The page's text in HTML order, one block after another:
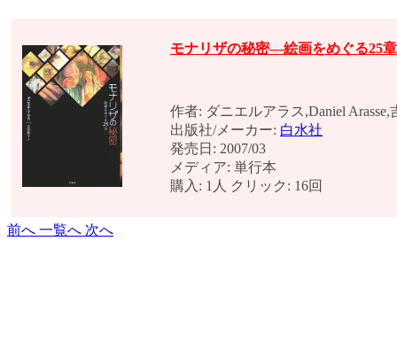
モナリザの秘密―絵画をめぐる25章
作者: ダニエルアラス,Daniel
出版社/メーカー: 白水社
発売日: 2007/03
メディア: 単行本
購入: 1人 クリック: 16回
前へ 一覧へ 次へ